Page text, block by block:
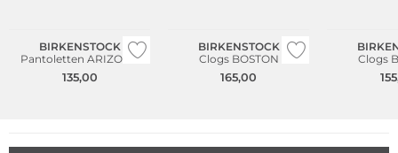
BIRKENSTOCK
Pantoletten ARIZONA
135,00
BIRKENSTOCK
Clogs BOSTON
165,00
Clogs